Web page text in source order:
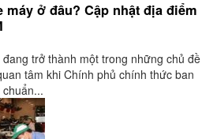
ở đâu? Cập nhật địa điểm
trở thành một trong những chủ đề
tâm khi Chính phủ chính thức ban